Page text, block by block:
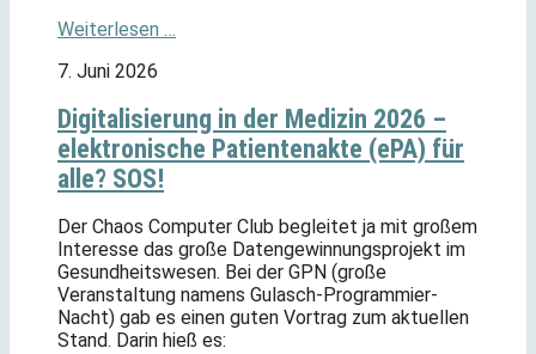
Weiterlesen …
7. Juni 2026
Digitalisierung in der Medizin 2026 –
elektronische Patientenakte (ePA) für
alle? SOS!
Der Chaos Computer Club begleitet ja mit großem
Interesse das große Datengewinnungsprojekt im
Gesundheitswesen. Bei der GPN (große
Veranstaltung namens Gulasch-Programmier-
Nacht) gab es einen guten Vortrag zum aktuellen
Stand. Darin hieß es: